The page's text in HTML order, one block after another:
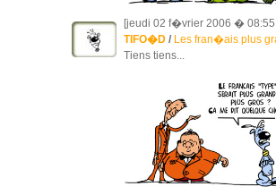
[jeudi 02 f�vrier 2006 �
TIFO�D/ Les fran�ais plus
Tiens tiens...